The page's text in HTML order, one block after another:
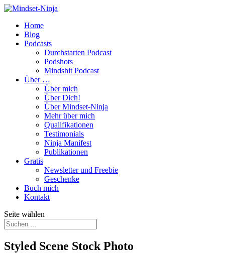
Home
Blog
Podcasts
Durchstarten Podcast
Podshots
Mindshit Podcast
Über …
Über mich
Über Dich!
Über Mindset-Ninja
Mehr über mich
Qualifikationen
Testimonials
Ninja Manifest
Publikationen
Gratis
Newsletter und Freebie
Geschenke
Buch mich
Kontakt
Seite wählen
Styled Scene Stock Photo